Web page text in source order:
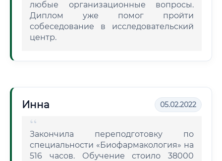
любые организационные вопросы.
Диплом уже помог пройти
собеседование в исследовательский
центр.
Инна 05.02.2022
Закончила переподготовку по
специальности «Биофармакология» на
516 часов. Обучение стоило 38000